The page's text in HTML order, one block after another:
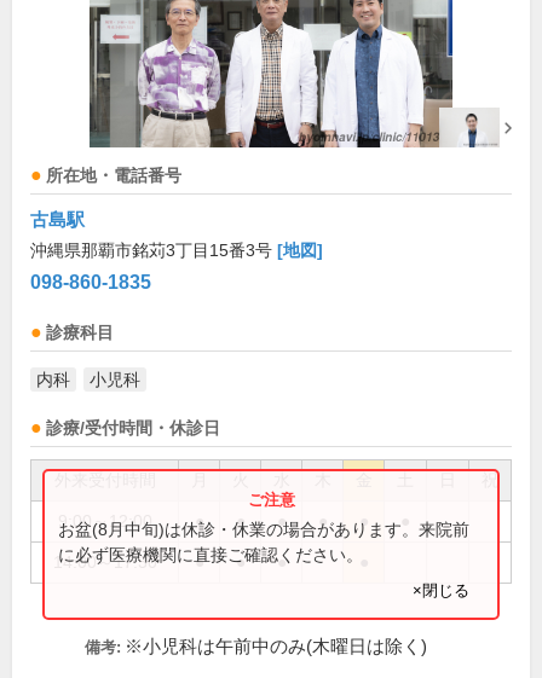
所在地・電話番号
古島駅
沖縄県那覇市銘苅3丁目15番3号 [地図]
098-860-1835
診療科目
内科 小児科
診療/受付時間・休診日
祝
9:00～12:00 ● ● ● ● ●
14:00～17:30 ● ● ●
お盆(8月中旬)は休診・休業の場合があります。来院前
に必ず医療機関に直接ご確認ください。
×閉じる
備考: ※小児科は午前中のみ(木曜日は除く)